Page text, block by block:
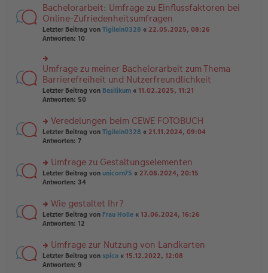
rs
te
r
u
n
el
es
e
n
er
tr
a
g
Bachelorarbeit: Umfrage zu Einflussfaktoren bei
Online-Zufriedenheitsumfragen
Letzter Beitrag von Tigilein0328 « 22.05.2025, 08:26
Antworten: 10
rs
te
r
u
n
el
es
e
B
ei
tr
g
Umfrage zu meiner Bachelorarbeit zum Thema
Barrierefreiheit und Nutzerfreundlichkeit
Letzter Beitrag von Basilikum « 11.02.2025, 11:21
Antworten: 50
rs
te
n
g
el
e
n
er
tr
a
g
Veredelungen beim CEWE FOTOBUCH
Letzter Beitrag von Tigilein0328 « 21.11.2024, 09:04
Antworten: 7
rs
te
n
g
el
e
n
er
Umfrage zu Gestaltungselementen
Letzter Beitrag von unicorn75 « 27.08.2024, 20:15
Antworten: 34
rs
te
n
g
el
Wie gestaltet Ihr?
Letzter Beitrag von Frau Holle « 13.06.2024, 16:26
Antworten: 12
rs
te
Umfrage zur Nutzung von Landkarten
Letzter Beitrag von spica « 15.12.2022, 12:08
Antworten: 9